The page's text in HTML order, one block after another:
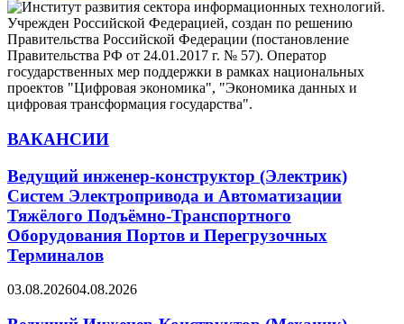
ВАКАНСИИ
Ведущий инженер-конструктор (Электрик)
Систем Электропривода и Автоматизации
Тяжёлого Подъёмно-Транспортного
Оборудования Портов и Перегрузочных
Терминалов
03.08.202604.08.2026